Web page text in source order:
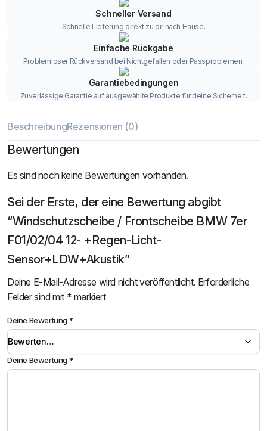
Schneller Versand
Schnelle Lieferung direkt zu dir nach Hause.
Einfache Rückgabe
Problemloser Rückversand bei Nichtgefallen oder Passproblemen.
Garantiebedingungen
Zuverlässige Garantie auf ausgewählte Produkte für deine Sicherheit.
BeschreibungRezensionen (0)
Bewertungen
Es sind noch keine Bewertungen vorhanden.
Sei der Erste, der eine Bewertung abgibt
“Windschutzscheibe / Frontscheibe BMW 7er
F01/02/04 12- +Regen-Licht-
Sensor+LDW+Akustik”
Deine E-Mail-Adresse wird nicht veröffentlicht. Erforderliche
Felder sind mit * markiert
Deine Bewertung*
Deine Bewertung*